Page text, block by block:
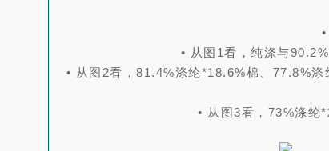
• 从图1看，纯涤与
• 从图2看，81.4%涤纶*18.6%棉、77.8%涤
• 从图3看，73%涤纶